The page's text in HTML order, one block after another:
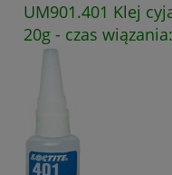
UM901.401 Klej
20g - czas